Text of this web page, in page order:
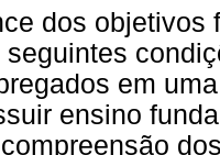
dos objetivos
em
ensino